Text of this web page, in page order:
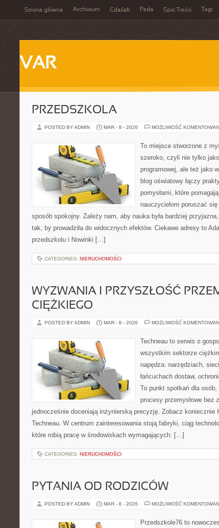
Strona główna Archiwum Gdańsk Pada Spis Treści Tagi
VAR
PRZEDSZKOLA
POSTED BY ADMIN MAR - 8 - 2026 MOŻLIWOŚĆ
To miejsce stworzone z
szeroko, czyli nie tylko
programowej, ale też jako
blog oświatowy łączy
pomysłami, które
nauczycielom poruszać
sposób spokojny. Zależy nam, aby nauka była bardziej
tak, by prowadziła do widocznych efektów. Ciekawe adresy to
przedszkolu i Nowinki […]
CATEGORIES: NIERUCHOMOŚCI
WYZWANIA I PRZYSZŁOŚĆ
CIĘŻKIEGO
POSTED BY ADMIN MAR - 8 - 2026 MOŻLIWOŚĆ
Techneau to serwis o
wszystkim sektorze
napędza: narzędziach,
łańcuchach dostaw,
To punkt spotkań dla
procesy przemysłowe bez
jednocześnie doceniają inżynierską precyzję. Zobacz koniecznie
Techneau. W centrum zainteresowania stoją fabryki, ciąg
które robią pracę w środowiskach wymagających: […]
CATEGORIES: NIERUCHOMOŚCI
PYTANIA OD RODZICÓW
POSTED BY ADMIN MAR - 6 - 2026 MOŻLIWOŚĆ
Przedszkole76 to